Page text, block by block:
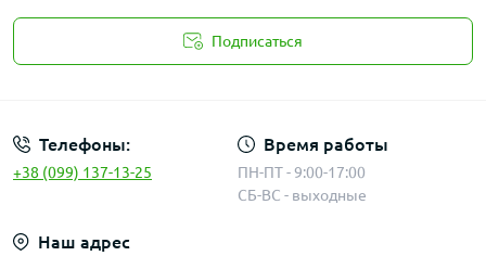
Подписаться
Телефоны:
+38 (099) 137-13-25
Время работы
ПН-ПТ - 9:00-17:00
СБ-ВС - выходные
Наш адрес